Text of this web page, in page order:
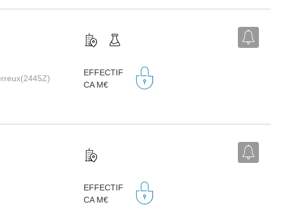
EFFECTIF
CA M€
EFFECTIF
CA M€